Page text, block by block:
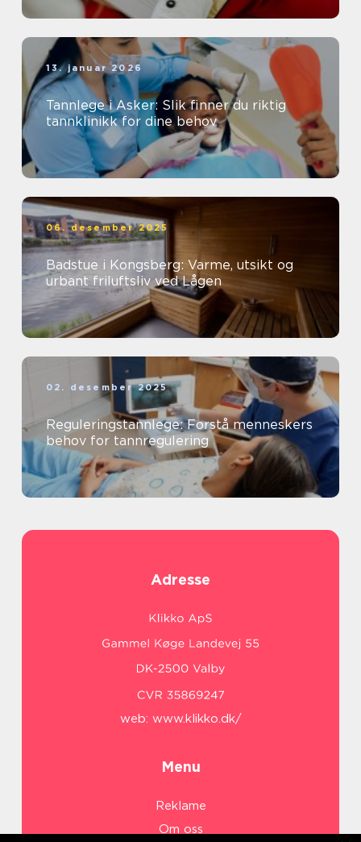
13. januar 2026
Tannlege i Asker: Slik finner du riktig
tannklinikk for dine behov
06. desember 2025
Badstue i Kongsberg: Varme, utsikt og
urbant friluftsliv ved Lågen
02. desember 2025
Reguleringstannlege: Forstå menneskers
behov for tannregulering
Adresse
web: www.klikko.dk/
Menu
Reklame
Om oss